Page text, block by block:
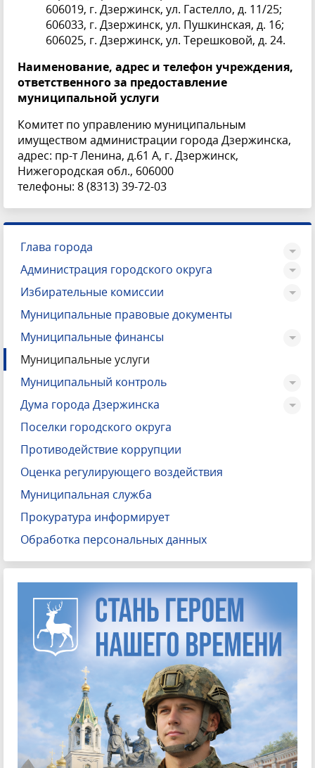
606019, г. Дзержинск, ул. Гастелло, д. 11/25;
606033, г. Дзержинск, ул. Пушкинская, д. 16;
606025, г. Дзержинск, ул. Терешковой, д. 24.
Наименование, адрес и телефон учреждения,
ответственного за предоставление
муниципальной услуги
Комитет по управлению муниципальным
имуществом администрации города Дзержинска,
адрес: пр-т Ленина, д.61 А, г. Дзержинск,
Нижегородская обл., 606000
телефоны: 8 (8313) 39-72-03
Глава города
Администрация городского округа
Избирательные комиссии
Муниципальные правовые документы
Муниципальные финансы
Муниципальные услуги
Муниципальный контроль
Дума города Дзержинска
Поселки городского округа
Противодействие коррупции
Оценка регулирующего воздействия
Муниципальная служба
Прокуратура информирует
Обработка персональных данных